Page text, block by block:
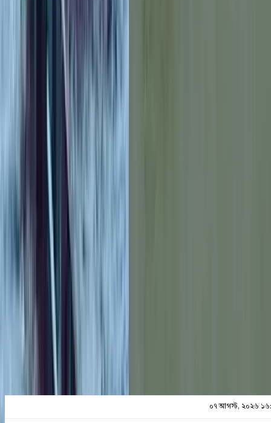
বরিশালটাইমস রিপোর্ট
শেয়ার
প্রিন্ট এন্ড সেভ
০৭ আগস্ট, ২০২৬